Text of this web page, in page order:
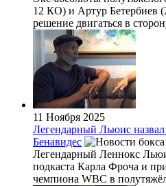
12 КО) и Артур Бетербиев
решение двигаться в
11 Ноября 2025
Легендарный Льюис
Бенавидес
Легендарный Леннокс
подкаста Карла Фроча и
чемпиона WBC в